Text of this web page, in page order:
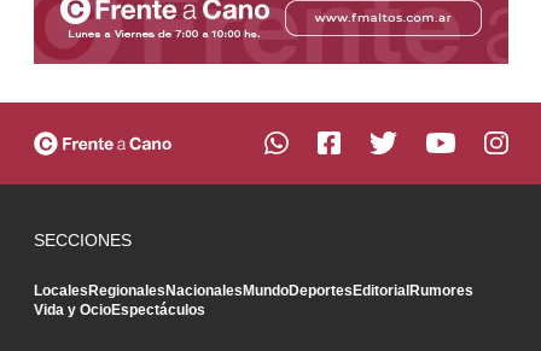
SECCIONES
LocalesRegionalesNacionalesMundoDeportesEditorialRumores
Vida y OcioEspectáculos